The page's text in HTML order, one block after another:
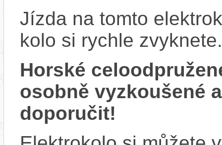
Jízda na tomto
kolo si rychle zvyknete.
Horské
osobně vyzkoušené
doporučit!